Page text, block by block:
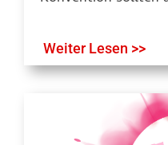
Weiter Lesen >>